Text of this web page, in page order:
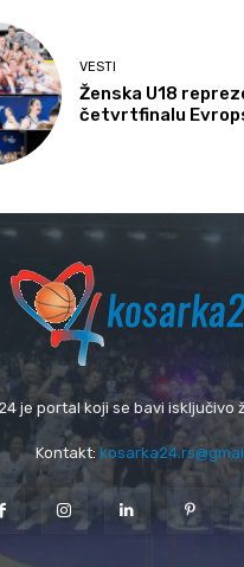
VESTI
Ženska U18
četvrtfinalu
je portal koji se bavi isključivo
Kontakt: